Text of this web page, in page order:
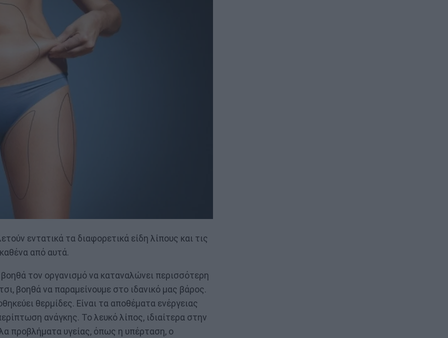
εντατικά τα διαφορετικά είδη λίπους και τις
από αυτά.
τον οργανισμό να καταναλώνει περισσότερη
βοηθά να παραμείνουμε στο ιδανικό μας βάρος.
θερμίδες. Είναι τα αποθέματα ενέργειας
ανάγκης. Το λευκό λίπος, ιδιαίτερα στην
προβλήματα υγείας, όπως η υπέρταση, ο